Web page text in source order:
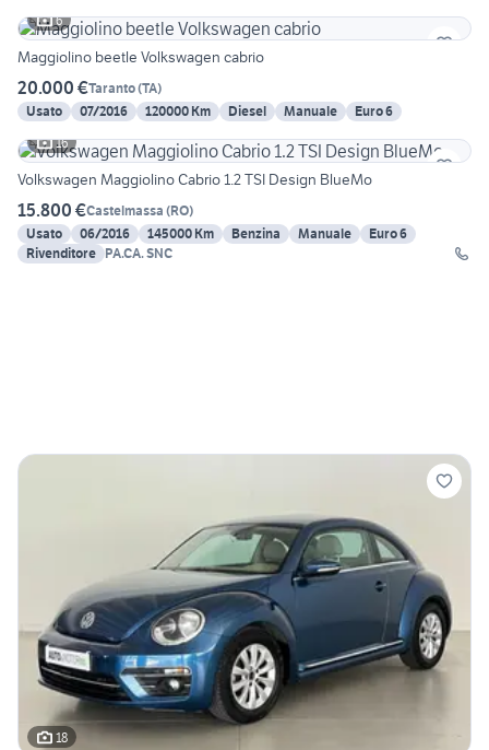
6
Maggiolino beetle Volkswagen cabrio
20.000 €Taranto(TA)
Usato
07/2016 120000 Km Diesel Manuale
Euro 6
16
Volkswagen Maggiolino Cabrio 1.2 TSI Design BlueMo
15.800 €Castelmassa (RO)
Usato
06/2016 145000 Km Benzina Manuale
Euro 6
Rivenditore PA.CA. SNC
18